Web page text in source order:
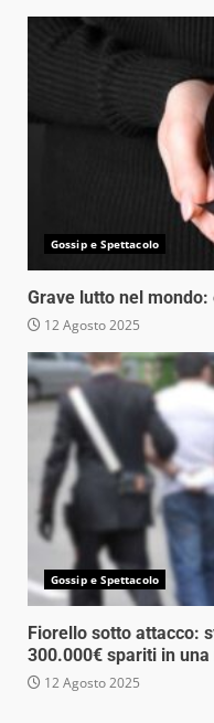
Gossip e Spettacolo
Grave lutto nel
12 Agosto 2025
Gossip e Spettacolo
Fiorello sotto attacco:
300.000€ spariti in una
12 Agosto 2025